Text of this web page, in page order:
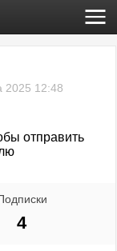
2025 12:48
отправить
4